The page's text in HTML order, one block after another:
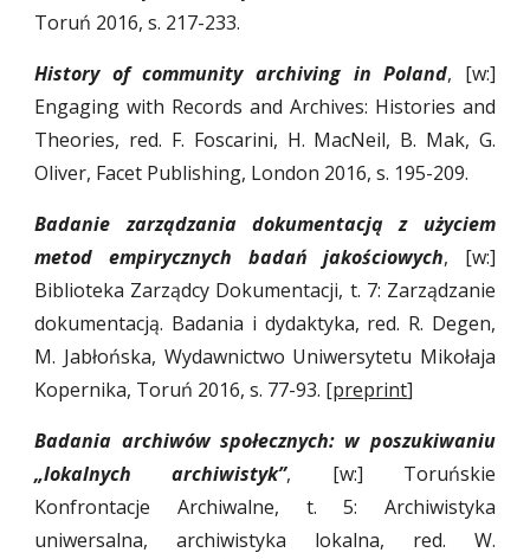
Toruń 2016, s. 217-233.
History of community archiving in Poland, [w:]
Engaging with Records and Archives: Histories and
Theories, red. F. Foscarini, H. MacNeil, B. Mak, G.
Oliver, Facet Publishing, London 2016, s. 195-209.
Badanie zarządzania dokumentacją z użyciem
metod empirycznych badań jakościowych, [w:]
Biblioteka Zarządcy Dokumentacji, t. 7: Zarządzanie
dokumentacją. Badania i dydaktyka, red. R. Degen,
M. Jabłońska, Wydawnictwo Uniwersytetu Mikołaja
Kopernika, Toruń 2016, s. 77-93. [preprint]
Badania archiwów społecznych: w poszukiwaniu
„lokalnych archiwistyk”, [w:] Toruńskie
Konfrontacje Archiwalne, t. 5: Archiwistyka
uniwersalna, archiwistyka lokalna, red. W.